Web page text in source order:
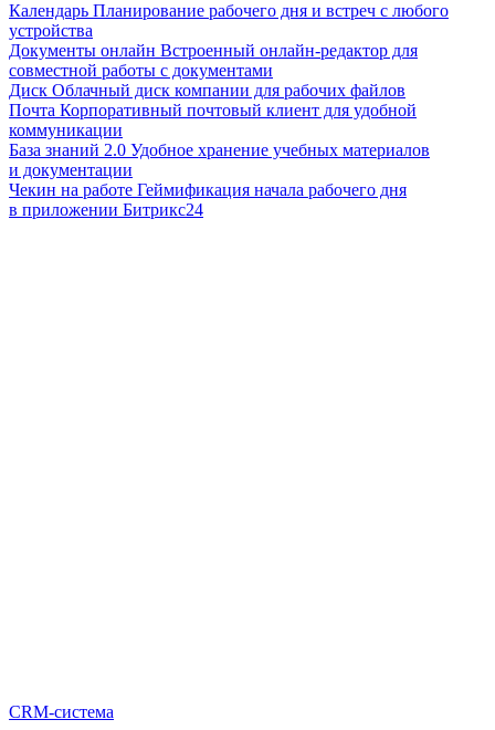
Календарь Планирование рабочего дня и встреч с любого
устройства
Документы онлайн Встроенный онлайн-редактор для
совместной работы с документами
Диск Облачный диск компании для рабочих файлов
Почта Корпоративный почтовый клиент для удобной
коммуникации
База знаний 2.0 Удобное хранение учебных материалов
и документации
Чекин на работе Геймификация начала рабочего дня
в приложении Битрикс24
CRM-система